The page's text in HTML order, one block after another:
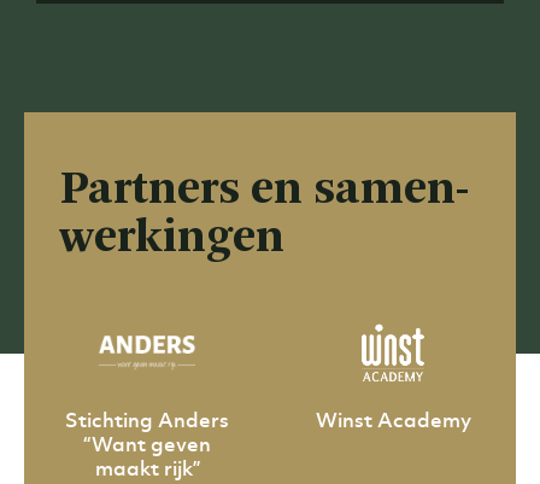
Partners en samen­
werkingen
Stichting Anders
“Want geven
maakt rijk”
Winst Academy